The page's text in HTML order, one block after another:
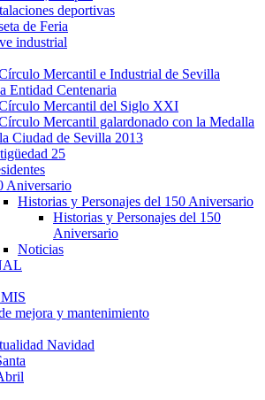
deportivas
de Feria
industrial
Mercantil e Industrial de Sevilla
Entidad Centenaria
Mercantil del Siglo XXI
Mercantil galardonado con la Medalla
Ciudad de Sevilla 2013
25
Aniversario
Historias y Personajes del 150 Aniversario
Historias y Personajes del 150
Aniversario
Noticias
mejora y mantenimiento
Navidad